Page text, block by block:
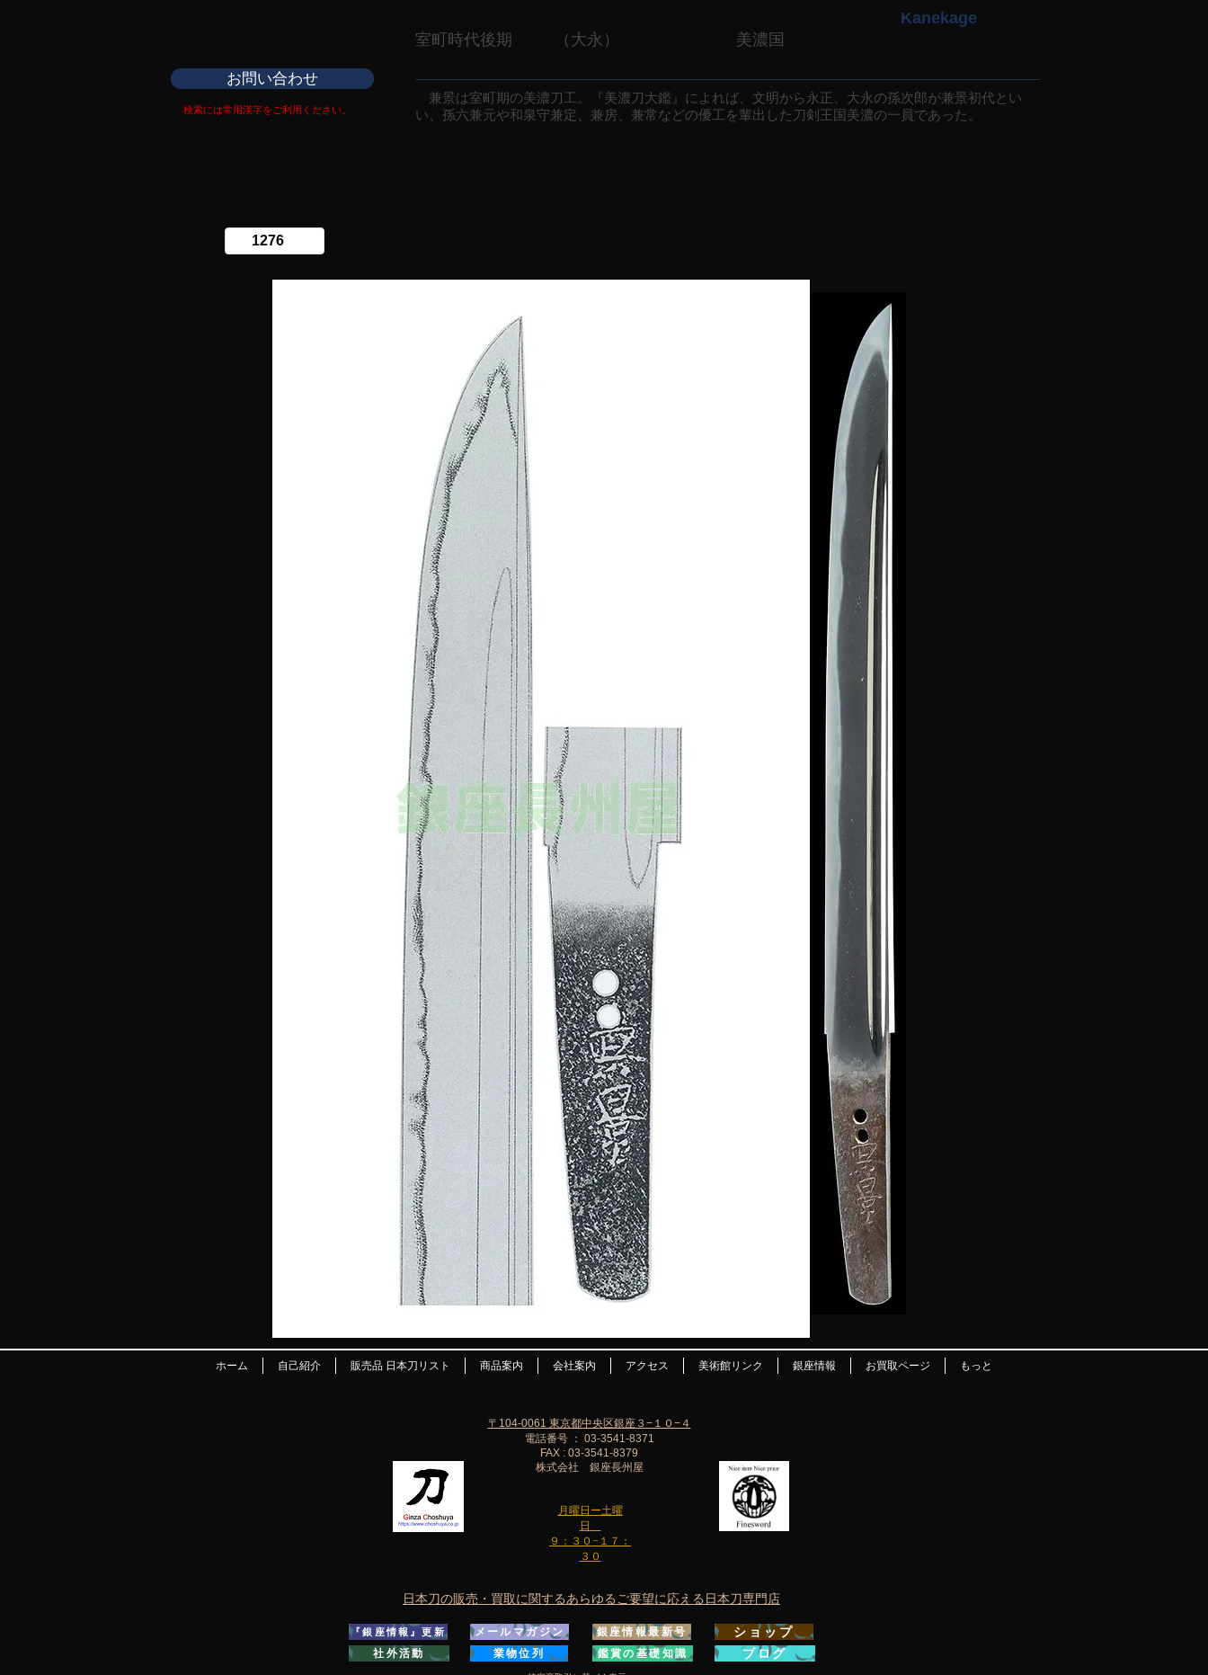
室町時代後期 （大永） 美濃国
Kanekage
お問い合わせ
検索には常用漢字をご利用ください。
兼景は室町期の美濃刀工。『美濃刀大鑑』によれば、文明から永正、大永の孫次郎が兼景初代とい
い、孫六兼元や和泉守兼定、兼房、兼常などの優工を輩出した刀剣王国美濃の一員であった。
ホーム 自己紹介 販売品 日本刀リスト 商品案内 会社案内 アクセス 美術館リンク 銀座情報 お買取ページ もっと
月曜日ー土曜
日
９：３０−１７：
３０
〒104-0061 東京都中央区銀座３−１０−４
電話番号 ： 03-3541-8371
FAX : 03-3541-8379
株式会社 銀座長州屋
日本刀の販売・買取に関するあらゆるご要望に応える日本刀専門店
『銀座情報』更新
社外活動
メールマガジン
業物位列
銀座情報最新号
鑑賞の基礎知識
ショップ
ブログ